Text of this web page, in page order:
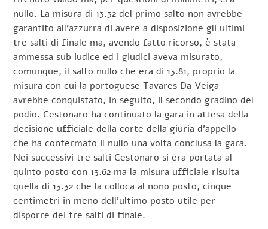
nullo. La misura di 13.32 del primo salto non avrebbe
garantito all’azzurra di avere a disposizione gli ultimi
tre salti di finale ma, avendo fatto ricorso, è stata
ammessa sub iudice ed i giudici aveva misurato,
comunque, il salto nullo che era di 13.81, proprio la
misura con cui la portoguese Tavares Da Veiga
avrebbe conquistato, in seguito, il secondo gradino del
podio. Cestonaro ha continuato la gara in attesa della
decisione ufficiale della corte della giuria d’appello
che ha confermato il nullo una volta conclusa la gara.
Nei successivi tre salti Cestonaro si era portata al
quinto posto con 13.62 ma la misura ufficiale risulta
quella di 13.32 che la colloca al nono posto, cinque
centimetri in meno dell’ultimo posto utile per
disporre dei tre salti di finale.